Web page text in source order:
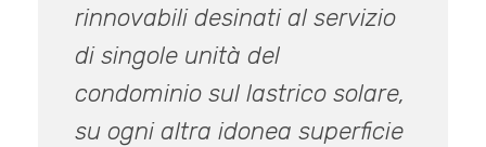
rinnovabili desinati al servizio
di singole unità del
condominio sul lastrico solare,
su ogni altra idonea superficie